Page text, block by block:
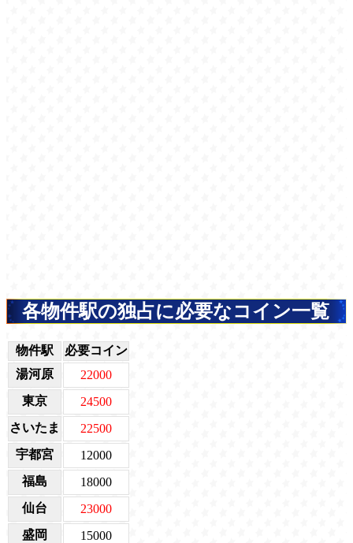
各物件駅の独占に必要なコイン一覧
物件駅
必要コイン
湯河原
22000
東京
24500
さいたま
22500
宇都宮
12000
福島
18000
仙台
23000
盛岡
15000